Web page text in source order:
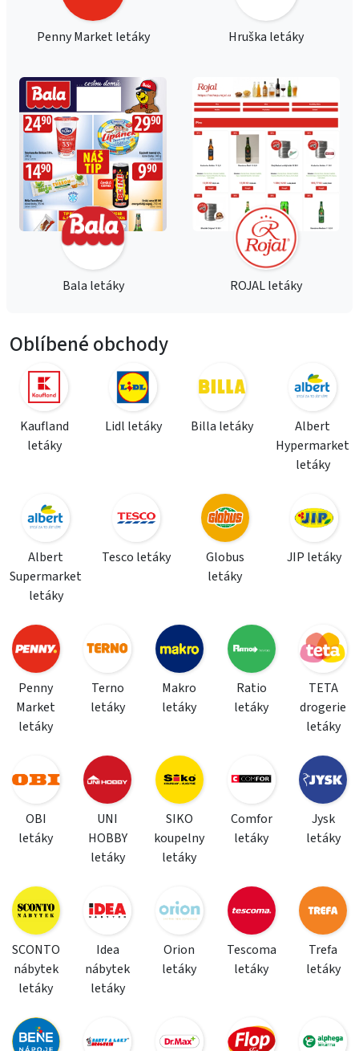
Penny Market letáky Hruška letáky
Bala letáky ROJAL letáky
Oblíbené obchody
Kaufland
letáky
Lidl letáky Billa letáky
Albert
Hypermarket
letáky
Albert
Supermarket
letáky
Tesco letáky
Globus
letáky
JIP letáky
Penny
Market
letáky
Terno
letáky
Makro
letáky
Ratio
letáky
TETA
drogerie
letáky
OBI
letáky
UNI
HOBBY
letáky
SIKO
koupelny
letáky
Comfor
letáky
Jysk
letáky
SCONTO
nábytek
letáky
Idea
nábytek
letáky
Orion
letáky
Tescoma
letáky
Trefa
letáky